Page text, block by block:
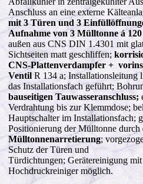
Anschluss an eine externe
mit 3 Türen und 3
Aufnahme von 3 Mülltonne á
außen aus CNS DIN 1.4301 mit
Sichtseiten matt geschliffen;
CNS-Plattenverdampfer +
VentilR 134 a; Installationsleitung
das Installationsfach geführt;
bauseitigen Tauwasseranschluss;
Verdrahtung bis zur Klemmdose;
Hauptschalter im Installationsfach;
Positionierung der Mülltonne durch
Mülltonnenarretierung;
Schutz der Türen und
Türdichtungen; Gerätereinigung mit
Hochdruckreiniger möglich.